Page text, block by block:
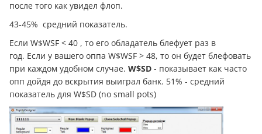
после того как увидел флоп.
43-45% средний показатель.
Если W$WSF < 40 , то его обладатель блефует раз в
год. Если у вашего оппа W$WSF > 48, то он будет блефовать
при каждом удобном случае. W$SD - показывает как часто
опп дойдя до вскрытия выиграл банк. 51% - средний
показатель для W$SD (no small pots)